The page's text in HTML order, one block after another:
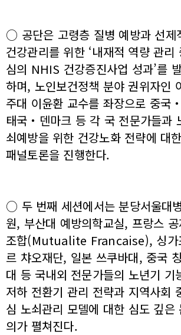
○ 공단은 고령층 질병 예방과 선제
건강관리를 위한 ‘내재적 역량 관리
심의 NHIS 건강증진사업 성과’를
하며, 노인보건정책 분야 권위자인
주대 이윤환 교수를 좌장으로 중국‧
태국‧덴마크 등 각 국 전문가들과
쇠예방을 위한 건강노화 전략에 대한
패널토론을 진행한다.
○ 두 번째 세션에서는 분당서울대
원, 부산대 예방의학교실, 프랑스 공
조합(Mutualite Francaise), 싱가
르 챠오재단, 일본 쓰쿠바대, 중국
대 등 국내외 전문가들의 노년기 기
저하 전환기 관리 전략과 지역사회
심 노쇠관리 모델에 대한 심도 깊은
의가 펼쳐진다.